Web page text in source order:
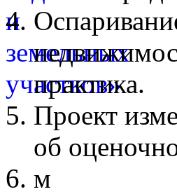
практика.
Проект
об
м